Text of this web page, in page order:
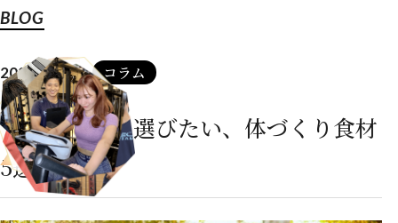
BLOG
2025.09.25 コラム
食欲の秋こそ選びたい、体づくり食材
5選